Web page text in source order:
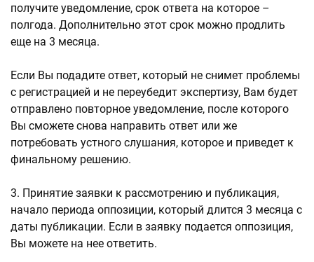
получите уведомление, срок ответа на которое –
полгода. Дополнительно этот срок можно продлить
еще на 3 месяца.
Если Вы подадите ответ, который не снимет проблемы
с регистрацией и не переубедит экспертизу, Вам будет
отправлено повторное уведомление, после которого
Вы сможете снова направить ответ или же
потребовать устного слушания, которое и приведет к
финальному решению.
3. Принятие заявки к рассмотрению и публикация,
начало периода оппозиции, который длится 3 месяца с
даты публикации. Если в заявку подается оппозиция,
Вы можете на нее ответить.